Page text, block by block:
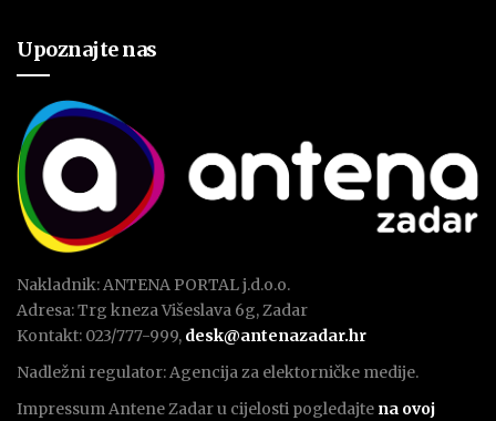
Upoznajte nas
Nakladnik: ANTENA PORTAL j.d.o.o.
Adresa: Trg kneza Višeslava 6g, Zadar
Kontakt: 023/777-999, desk@antenazadar.hr
Nadležni regulator: Agencija za elektorničke medije.
Impressum Antene Zadar u cijelosti pogledajte na ovoj